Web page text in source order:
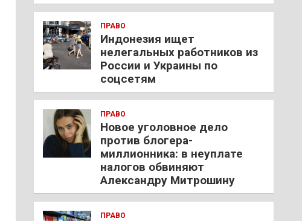
ПРАВО
Индонезия ищет
нелегальных работников из
России и Украины по
соцсетям
ПРАВО
Новое уголовное дело
против блогера-
миллионника: в неуплате
налогов обвиняют
Александру Митрошину
ПРАВО